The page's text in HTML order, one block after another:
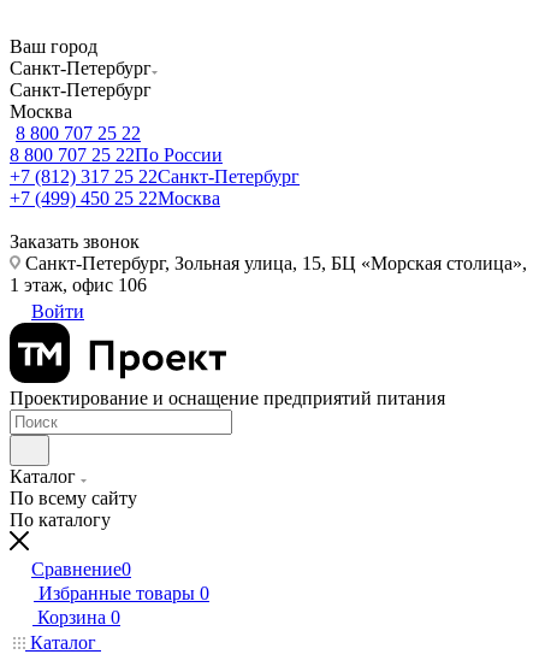
Ваш город
Санкт-Петербург
Санкт-Петербург
Москва
8 800 707 25 22
8 800 707 25 22По России
+7 (812) 317 25 22Санкт-Петербург
+7 (499) 450 25 22Москва
Заказать звонок
Санкт-Петербург, Зольная улица, 15, БЦ «Морская столица»,
1 этаж, офис 106
Войти
Проектирование и оснащение предприятий питания
Каталог
По всему сайту
По каталогу
Сравнение0
Избранные товары 0
Корзина 0
Каталог